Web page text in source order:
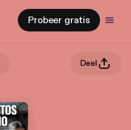
Probeer gratis
Deel